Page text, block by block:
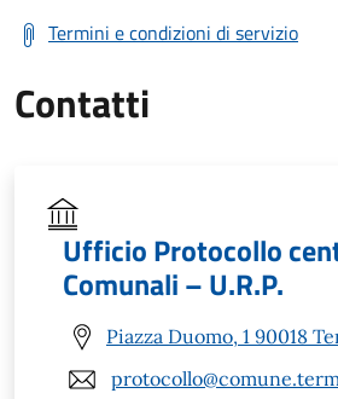
Termini e condizioni di servizio
Contatti
Ufficio Protocollo
Comunali – U.R.P.
Piazza Duomo, 1 90018